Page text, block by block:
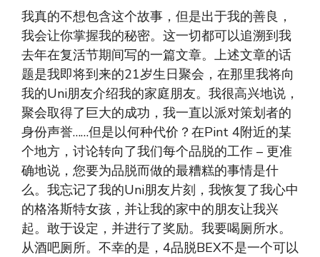
我真的不想包含这个故事，但是出于我的善良，
我会让你掌握我的秘密。这一切都可以追溯到我
去年在复活节期间写的一篇文章。上述文章的话
题是我即将到来的21岁生日聚会，在那里我将向
我的Uni朋友介绍我的家庭朋友。我很高兴地说，
聚会取得了巨大的成功，我一直以派对策划者的
身份声誉……但是以何种代价？在Pint 4附近的某
个地方，讨论转向了我们每个品脱的工作 – 更准
确地说，您要为品脱而做的最糟糕的事情是什
么。我忘记了我的Uni朋友片刻，我恢复了我心中
的格洛斯特女孩，并让我的家中的朋友让我兴
起。敢于设定，并进行了奖励。我要喝厕所水。
从酒吧厕所。不幸的是，4品脱BEX不是一个可以